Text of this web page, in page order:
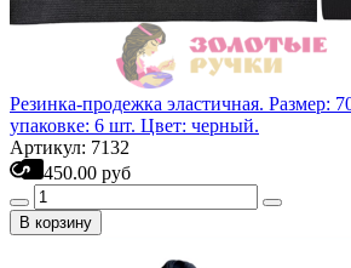
Резинка-продежка эластичная. Размер:
упаковке: 6 шт. Цвет: черный.
Артикул: 7132
450.00 руб
В корзину